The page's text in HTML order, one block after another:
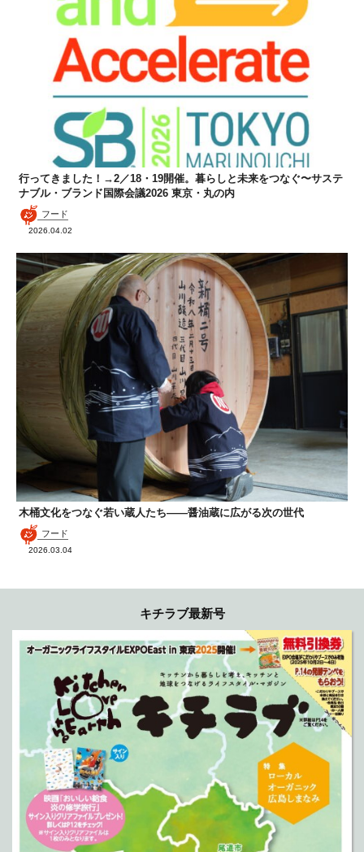
行ってきました！→2／18・19開催。暮らしと未来をつなぐ〜サステ
ナブル・ブランド国際会議2026 東京・丸の内
フード
2026.04.02
木桶文化をつなぐ若い蔵人たち——醤油蔵に広がる次の世代
フード
2026.03.04
キチラブ最新号